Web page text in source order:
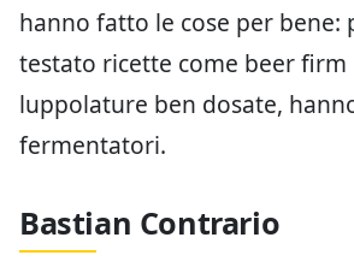
hanno fatto le cose per bene:
testato ricette come beer firm
luppolature ben dosate,
fermentatori.
Bastian Contrario